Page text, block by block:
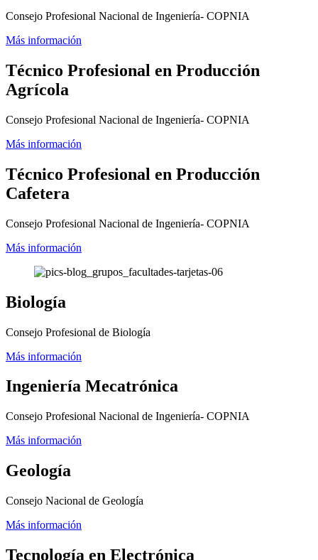
Consejo Profesional Nacional de Ingeniería- COPNIA
Más información
Técnico Profesional en Producción
Agrícola
Consejo Profesional Nacional de Ingeniería- COPNIA
Más información
Técnico Profesional en Producción
Cafetera
Consejo Profesional Nacional de Ingeniería- COPNIA
Más información
Biología
Consejo Profesional de Biología
Más información
Ingeniería Mecatrónica
Consejo Profesional Nacional de Ingeniería- COPNIA
Más información
Geología
Consejo Nacional de Geología
Más información
Tecnología en Electrónica